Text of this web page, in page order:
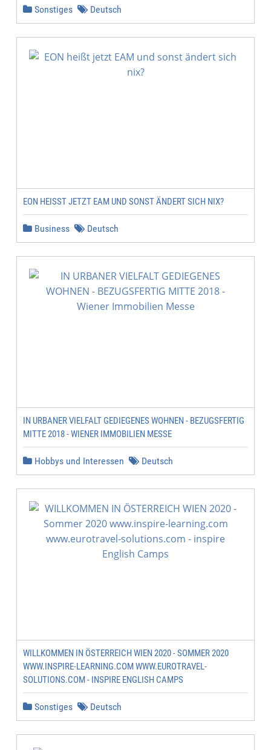
Sonstiges Deutsch
EON HEISST JETZT EAM UND SONST ÄNDERT SICH NIX?
Business Deutsch
IN URBANER VIELFALT GEDIEGENES WOHNEN - BEZUGSFERTIG
MITTE 2018 - WIENER IMMOBILIEN MESSE
Hobbys und Interessen Deutsch
WILLKOMMEN IN ÖSTERREICH WIEN 2020 - SOMMER 2020
WWW.INSPIRE-LEARNING.COM WWW.EUROTRAVEL-
SOLUTIONS.COM - INSPIRE ENGLISH CAMPS
Sonstiges Deutsch